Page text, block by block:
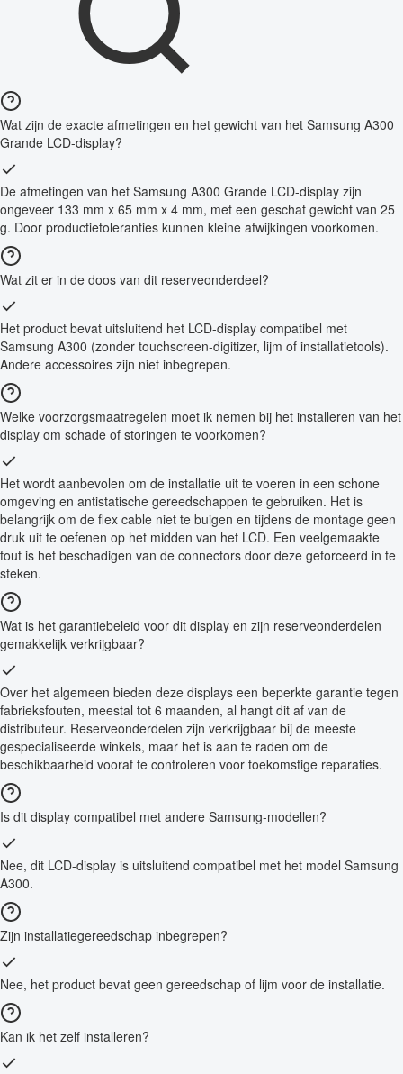
Wat zijn de exacte afmetingen en het gewicht van het Samsung A300
Grande LCD-display?
De afmetingen van het Samsung A300 Grande LCD-display zijn
ongeveer 133 mm x 65 mm x 4 mm, met een geschat gewicht van 25
g. Door productietoleranties kunnen kleine afwijkingen voorkomen.
Wat zit er in de doos van dit reserveonderdeel?
Het product bevat uitsluitend het LCD-display compatibel met
Samsung A300 (zonder touchscreen-digitizer, lijm of installatietools).
Andere accessoires zijn niet inbegrepen.
Welke voorzorgsmaatregelen moet ik nemen bij het installeren van het
display om schade of storingen te voorkomen?
Het wordt aanbevolen om de installatie uit te voeren in een schone
omgeving en antistatische gereedschappen te gebruiken. Het is
belangrijk om de flex cable niet te buigen en tijdens de montage geen
druk uit te oefenen op het midden van het LCD. Een veelgemaakte
fout is het beschadigen van de connectors door deze geforceerd in te
steken.
Wat is het garantiebeleid voor dit display en zijn reserveonderdelen
gemakkelijk verkrijgbaar?
Over het algemeen bieden deze displays een beperkte garantie tegen
fabrieksfouten, meestal tot 6 maanden, al hangt dit af van de
distributeur. Reserveonderdelen zijn verkrijgbaar bij de meeste
gespecialiseerde winkels, maar het is aan te raden om de
beschikbaarheid vooraf te controleren voor toekomstige reparaties.
Is dit display compatibel met andere Samsung-modellen?
Nee, dit LCD-display is uitsluitend compatibel met het model Samsung
A300.
Zijn installatiegereedschap inbegrepen?
Nee, het product bevat geen gereedschap of lijm voor de installatie.
Kan ik het zelf installeren?